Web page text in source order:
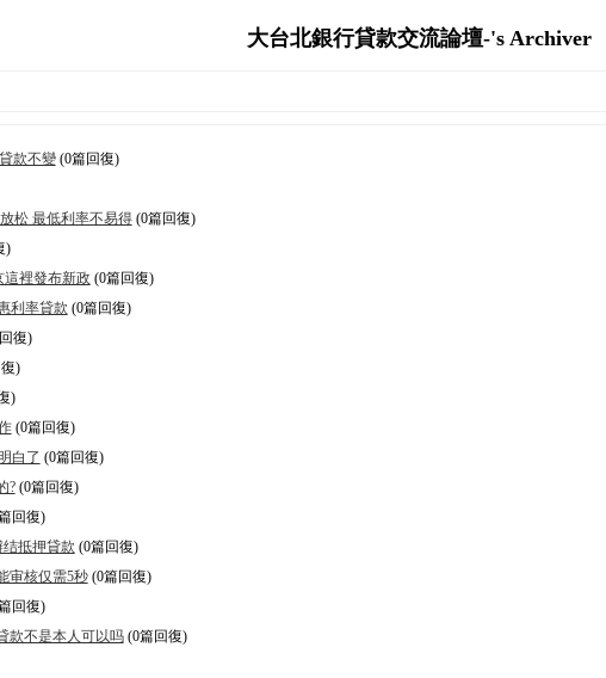
大台北銀行貸款交流論壇-'s Archiver
款不變(0篇回復)
松 最低利率不易得(0篇回復)
)
裡發布新政 (0篇回復)
利率貸款 (0篇回復)
復)
)
)
(0篇回復)
白了 (0篇回復)
?(0篇回復)
回復)
抵押貸款 (0篇回復)
审核仅需5秒(0篇回復)
回復)
款不是本人可以吗(0篇回復)